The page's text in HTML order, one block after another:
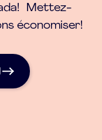
Mettez-
économiser!
SOUMISSION